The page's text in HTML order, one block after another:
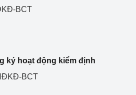
BCT
ký hoạt động kiểm định
BCT